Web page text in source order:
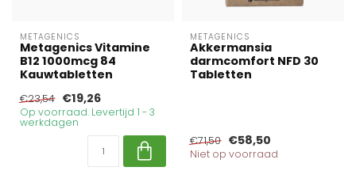
METAGENICS
Metagenics Vitamine
B12 1000mcg 84
Kauwtabletten
€23,54 €19,26
Op voorraad. Levertijd 1 - 3
werkdagen
METAGENICS
Akkermansia
darmcomfort NFD 30
Tabletten
€71,50 €58,50
Niet op voorraad